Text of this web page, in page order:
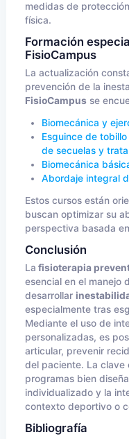
medidas de
física.
Formación
FisioCampus
La actualización
prevención de la
FisioCampus se
Biomecánica y
Esguince de
de secuelas y
Biomecánica
Abordaje integral
Estos cursos están
buscan optimizar su
perspectiva basada
Conclusión
La fisioterapia
esencial en el manejo
desarrollar
especialmente tras
Mediante el uso de
personalizadas, es
articular, prevenir
del paciente. La clave
programas bien
individualizado y la
contexto deportivo o
Bibliografía